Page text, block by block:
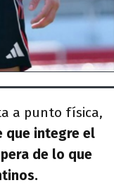
a punto física,
que integre el
de lo que